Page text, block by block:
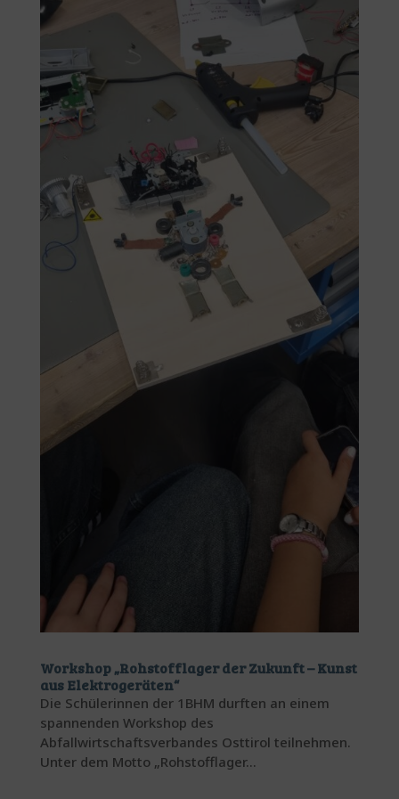
Workshop „Rohstofflager der Zukunft – Kunst
aus Elektrogeräten“
Die Schülerinnen der 1BHM durften an einem
spannenden Workshop des
Abfallwirtschaftsverbandes Osttirol teilnehmen.
Unter dem Motto „Rohstofflager...